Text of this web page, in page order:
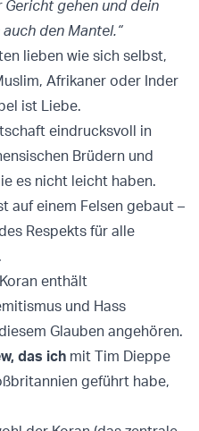
gehen und dein
den Mantel.“
lieben wie sich selbst,
Afrikaner oder Inder
ist Liebe.
eindrucksvoll in
Brüdern und
es nicht leicht haben.
auf einem Felsen gebaut –
Respekts für alle
enthält
und Hass
Glauben angehören.
das ich mit Tim Dieppe
geführt habe,